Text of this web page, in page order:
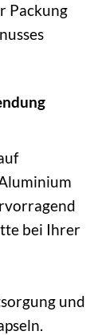
Packung
bei Ihrer
und